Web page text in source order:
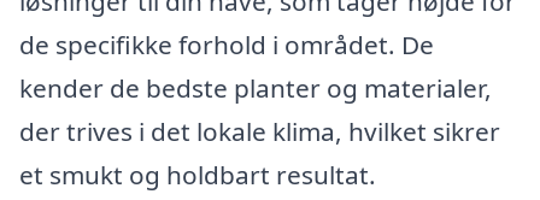
de specifikke forhold i området. De
kender de bedste planter og materialer,
der trives i det lokale klima, hvilket sikrer
et smukt og holdbart resultat.